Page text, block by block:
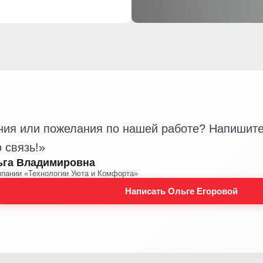
или пожелания по нашей работе?
Владимировна
«Технологии Уюта и Комфорта»
Написать Ольге Егоровой